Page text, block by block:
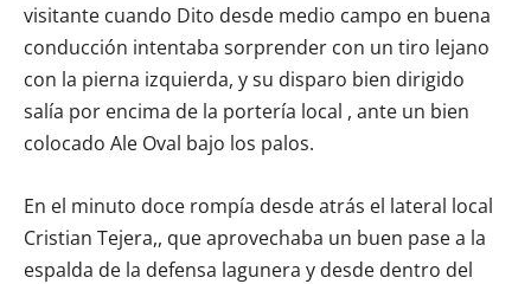
visitante cuando Dito desde medio campo en buena
conducción intentaba sorprender con un tiro lejano
con la pierna izquierda, y su disparo bien dirigido
salía por encima de la portería local , ante un bien
colocado Ale Oval bajo los palos.
En el minuto doce rompía desde atrás el lateral local
Cristian Tejera,, que aprovechaba un buen pase a la
espalda de la defensa lagunera y desde dentro del